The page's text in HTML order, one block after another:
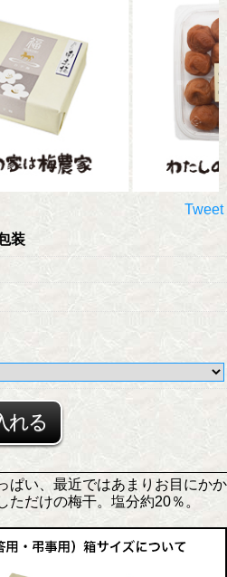
Tweet
装
ぱい、最近ではあまりお目にかか
だけの梅干。塩分約20％。